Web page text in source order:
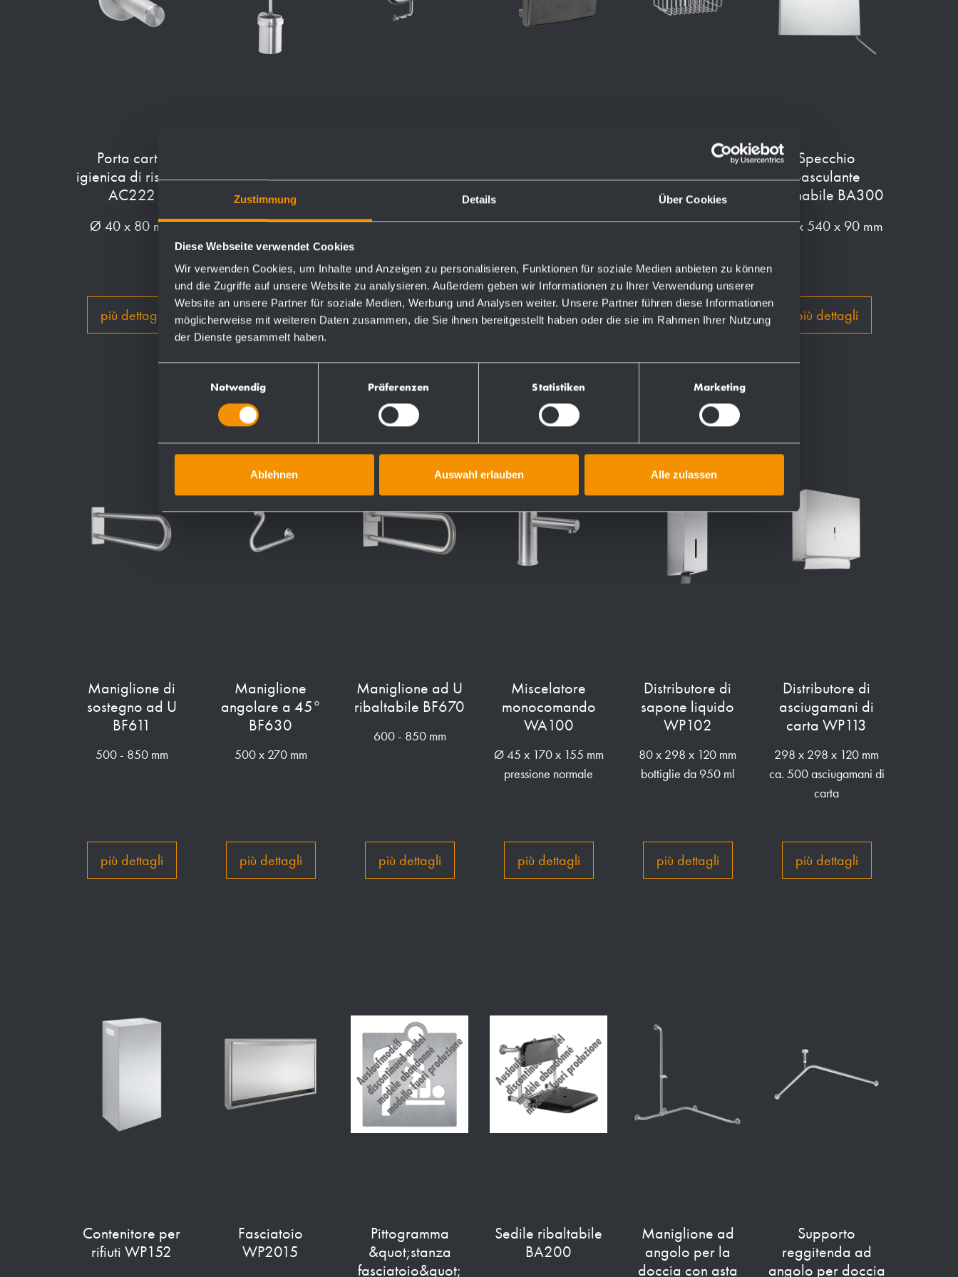
Zustimmung Details Über Cookies
Diese Webseite verwendet Cookies
Wir verwenden Cookies, um Inhalte und Anzeigen zu personalisieren, Funktionen für soziale Medien anbieten zu können
und die Zugriffe auf unsere Website zu analysieren. Außerdem geben wir Informationen zu Ihrer Verwendung unserer
Website an unsere Partner für soziale Medien, Werbung und Analysen weiter. Unsere Partner führen diese Informationen
möglicherweise mit weiteren Daten zusammen, die Sie ihnen bereitgestellt haben oder die sie im Rahmen Ihrer Nutzung
der Dienste gesammelt haben.
Notwendig Präferenzen Statistiken Marketing
Ablehnen Auswahl erlauben Alle zulassen
Porta carta
igienica di riserva
AC222
Ø 40 x 80 mm
più dettagli
AC261
97 x 391 x 129 mm
più dettagli più dettagli
seduta sul water
543 x 180 x 140
più dettagli
Ripiano-cestino
BA270
265 x 87 x 123 mm
più dettagli
Specchio
basculante
inclinabile BA300
600 x 540 x 90 mm
più dettagli
Maniglione di
sostegno ad U
BF611
500 - 850 mm
più dettagli
Maniglione
angolare a 45°
BF630
500 x 270 mm
più dettagli
Maniglione ad U
ribaltabile BF670
600 - 850 mm
più dettagli
Miscelatore
monocomando
WA100
Ø 45 x 170 x 155 mm
pressione normale
più dettagli
Distributore di
sapone liquido
WP102
80 x 298 x 120 mm
bottiglie da 950 ml
più dettagli
Distributore di
asciugamani di
carta WP113
298 x 298 x 120 mm
ca. 500 asciugamani di
carta
più dettagli
Contenitore per
rifiuti WP152
Fasciatoio
WP2015
Pittogramma
&quot;stanza
fasciatoio&quot;
Sedile ribaltabile
BA200
Maniglione ad
angolo per la
doccia con asta
Supporto
reggitenda ad
angolo per doccia